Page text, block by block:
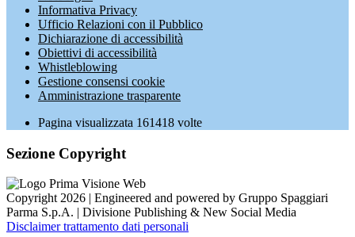
Informativa Privacy
Ufficio Relazioni con il Pubblico
Dichiarazione di accessibilità
Obiettivi di accessibilità
Whistleblowing
Gestione consensi cookie
Amministrazione trasparente
Pagina visualizzata 161418 volte
Sezione Copyright
Copyright 2026 | Engineered and powered by Gruppo Spaggiari
Parma S.p.A. | Divisione Publishing & New Social Media
Disclaimer trattamento dati personali